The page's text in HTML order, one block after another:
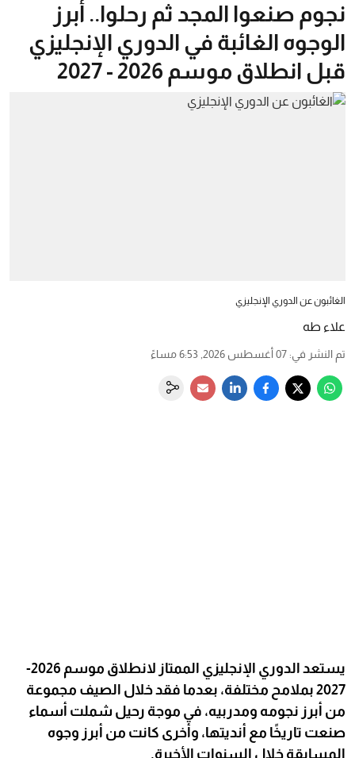
نجوم صنعوا المجد ثم رحلوا.. أبرز
الوجوه الغائبة في الدوري الإنجليزي
قبل انطلاق موسم 2026 - 2027
الغائبون عن الدوري الإنجليزي
علاء طه
تم النشر في: 07 أغسطس 2026, 6:53 مساءً
يستعد الدوري الإنجليزي الممتاز لانطلاق موسم 2026-
2027 بملامح مختلفة، بعدما فقد خلال الصيف مجموعة
من أبرز نجومه ومدربيه، في موجة رحيل شملت أسماء
صنعت تاريخًا مع أنديتها، وأخرى كانت من أبرز وجوه
المسابقة خلال السنوات الأخيرة.